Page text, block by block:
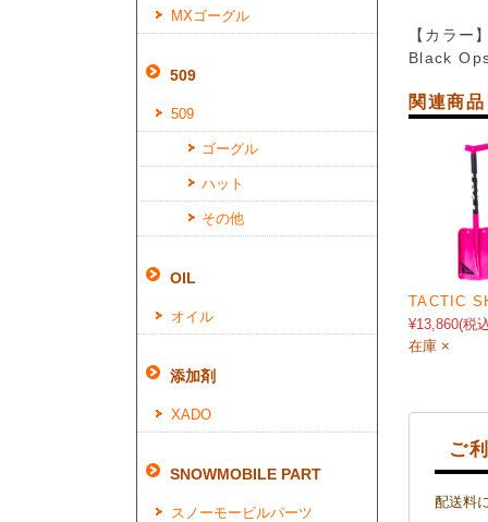
【カラー
Black
関連商品
TACTIC
¥13,860(税
在庫 ×
ご
配送料
MXゴーグル
509
509
ゴーグル
ハット
その他
OIL
オイル
添加剤
XADO
SNOWMOBILE PART
スノーモービルパーツ